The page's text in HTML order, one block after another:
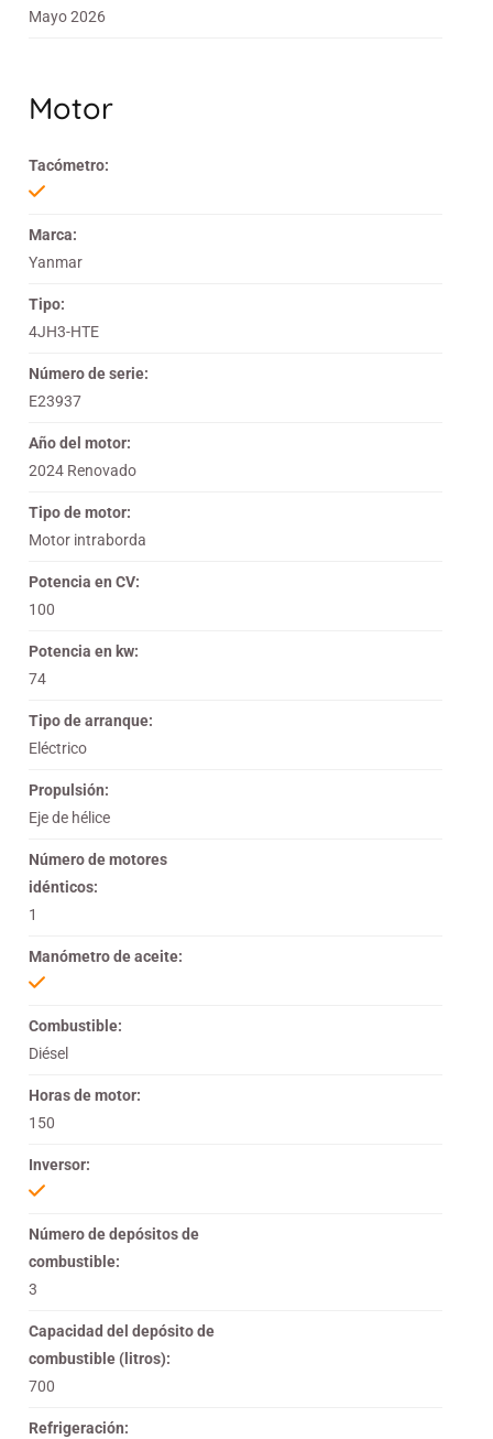
Mayo 2026
Motor
Tacómetro:
Marca:
Yanmar
Tipo:
4JH3-HTE
Número de serie:
E23937
Año del motor:
2024 Renovado
Tipo de motor:
Motor intraborda
Potencia en CV:
100
Potencia en kw:
74
Tipo de arranque:
Eléctrico
Propulsión:
Eje de hélice
Número de motores
idénticos:
1
Manómetro de aceite:
Combustible:
Diésel
Horas de motor:
150
Inversor:
Número de depósitos de
combustible:
3
Capacidad del depósito de
combustible (litros):
700
Refrigeración: